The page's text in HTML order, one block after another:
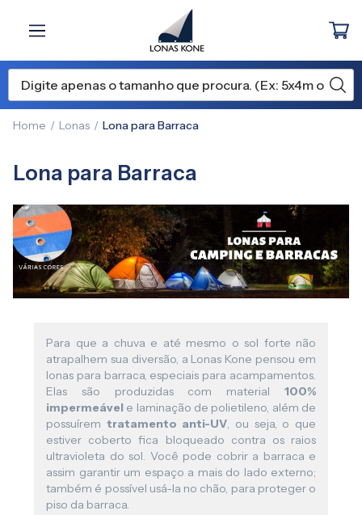
Home Lonas Lona para Barraca
Lona para Barraca
Para que a chuva e até mesmo o sol forte não
atrapalhem sua diversão, a Lonas Kone pensou em
lonas para barraca, especiais para acampamentos.
Elas são produzidas com material 100%
impermeável e laminação de polietileno, além de
possuírem tratamento anti-UV, ou seja, o que
estiver coberto fica bloqueado contra os raios
ultravioleta do sol. Você pode cobrir a barraca e
assim garantir um espaço a mais do lado externo;
também é possível usá-la no chão, para proteger o
piso da barraca.